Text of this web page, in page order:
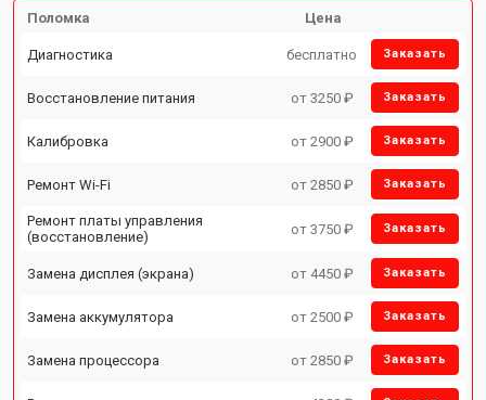
Поломка Цена
Диагностика бесплатно Заказать
Восстановление питания от 3250 ₽ Заказать
Калибровка от 2900 ₽ Заказать
Ремонт Wi-Fi от 2850 ₽ Заказать
Ремонт платы управления
(восстановление)
от 3750 ₽ Заказать
Замена дисплея (экрана) от 4450 ₽ Заказать
Замена аккумулятора от 2500 ₽ Заказать
Замена процессора от 2850 ₽ Заказать